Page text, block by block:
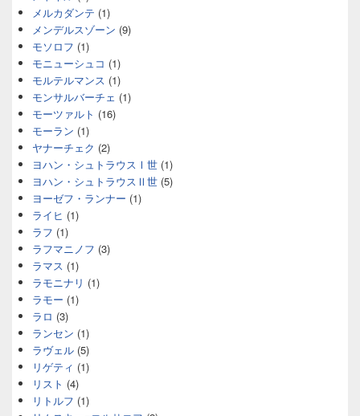
メルカダンテ (1)
メンデルスゾーン (9)
モソロフ (1)
モニューシュコ (1)
モルテルマンス (1)
モンサルバーチェ (1)
モーツァルト (16)
モーラン (1)
ヤナーチェク (2)
ヨハン・シュトラウスⅠ世 (1)
ヨハン・シュトラウスⅡ世 (5)
ヨーゼフ・ランナー (1)
ライヒ (1)
ラフ (1)
ラフマニノフ (3)
ラマス (1)
ラモニナリ (1)
ラモー (1)
ラロ (3)
ランセン (1)
ラヴェル (5)
リゲティ (1)
リスト (4)
リトルフ (1)